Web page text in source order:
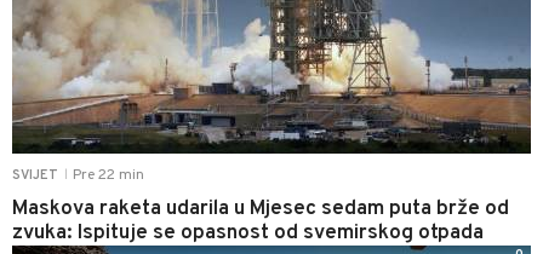
SVIJET Pre 22 min
Maskova raketa udarila u Mjesec sedam puta brže od
zvuka: Ispituje se opasnost od svemirskog otpada